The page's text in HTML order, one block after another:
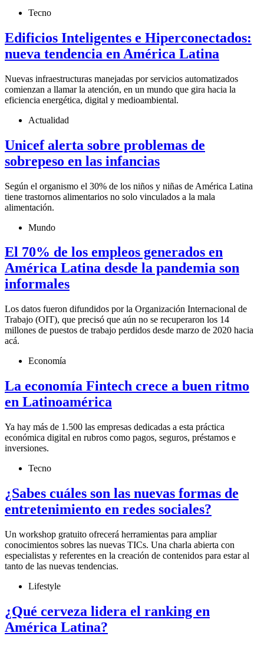
Tecno
Edificios Inteligentes e Hiperconectados:
nueva tendencia en América Latina
Nuevas infraestructuras manejadas por servicios automatizados
comienzan a llamar la atención, en un mundo que gira hacia la
eficiencia energética, digital y medioambiental.
Actualidad
Unicef alerta sobre problemas de
sobrepeso en las infancias
Según el organismo el 30% de los niños y niñas de América Latina
tiene trastornos alimentarios no solo vinculados a la mala
alimentación.
Mundo
El 70% de los empleos generados en
América Latina desde la pandemia son
informales
Los datos fueron difundidos por la Organización Internacional de
Trabajo (OIT), que precisó que aún no se recuperaron los 14
millones de puestos de trabajo perdidos desde marzo de 2020 hacia
acá.
Economía
La economía Fintech crece a buen ritmo
en Latinoamérica
Ya hay más de 1.500 las empresas dedicadas a esta práctica
económica digital en rubros como pagos, seguros, préstamos e
inversiones.
Tecno
¿Sabes cuáles son las nuevas formas de
entretenimiento en redes sociales?
Un workshop gratuito ofrecerá herramientas para ampliar
conocimientos sobres las nuevas TICs. Una charla abierta con
especialistas y referentes en la creación de contenidos para estar al
tanto de las nuevas tendencias.
Lifestyle
¿Qué cerveza lidera el ranking en
América Latina?